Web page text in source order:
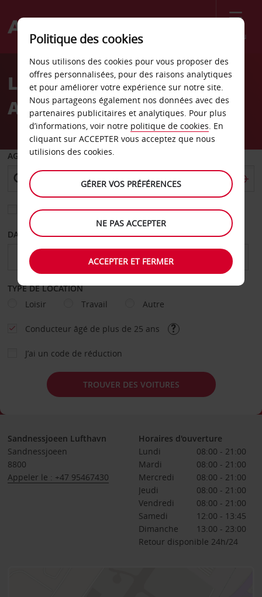
Menu
Welcome
AvisLocation de voiture
Aéroport de Stokka
AGENCE DE DÉPART
Sélectionnez une autre agence de retour
DATE DE DÉPART DATE DE RETOUR
TYPE DE LOCATION
Loisir
Travail Autre
Conducteur âgé de plus de 25 ans
J’ai un code de réduction
TROUVER DES VOITURES
Sandnessjoeen Lufthavn
Sandnessjoeen
8800
Appeler le : +47 95467430
Horaires d'ouverture
Lundi
08:00 - 21:00
Mardi
08:00 - 21:00
Mercredi
08:00 - 21:00
Jeudi
08:00 - 21:00
Vendredi
08:00 - 21:00
Samedi
12:00 - 13:45
Dimanche
13:00 - 23:00
Retour disponible 24h/24
Politique des cookies
Nous utilisons des cookies pour vous proposer des
offres personnalisées, pour des raisons analytiques
et pour améliorer votre expérience sur notre site.
Nous partageons également nos données avec des
partenaires publicitaires et analytiques. Pour plus
d’informations, voir notre politique de cookies. En
cliquant sur ACCEPTER vous acceptez que nous
utilisions des cookies.
GÉRER VOS PRÉFÉRENCES
NE PAS ACCEPTER
ACCEPTER ET FERMER